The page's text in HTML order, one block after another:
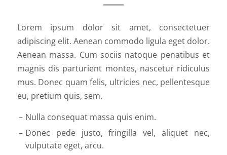
Lorem ipsum dolor sit amet, consectetuer
adipiscing elit. Aenean commodo ligula eget dolor.
Aenean massa. Cum sociis natoque penatibus et
magnis dis parturient montes, nascetur ridiculus
mus. Donec quam felis, ultricies nec, pellentesque
eu, pretium quis, sem.
Nulla consequat massa quis enim.
Donec pede justo, fringilla vel, aliquet nec,
vulputate eget, arcu.